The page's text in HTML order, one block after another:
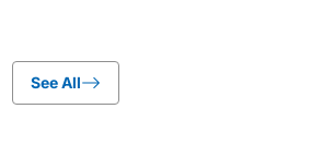
See All